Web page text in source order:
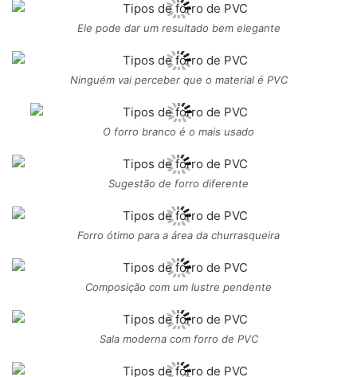
Ele pode dar um resultado bem elegante
Ninguém vai perceber que o material é PVC
O forro branco é o mais usado
Sugestão de forro diferente
Forro ótimo para a área da churrasqueira
Composição com um lustre pendente
Sala moderna com forro de PVC